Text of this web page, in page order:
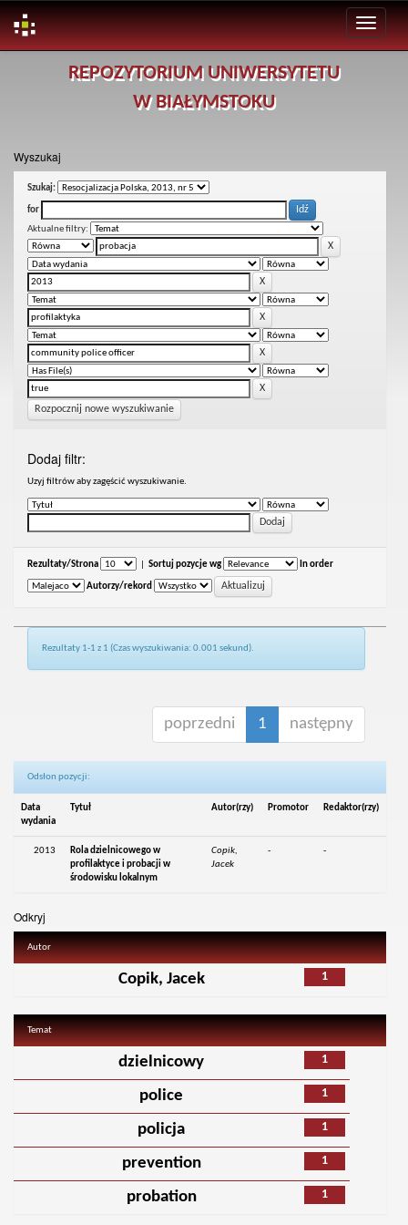
REPOZYTORIUM UNIWERSYTETU
W BIAŁYMSTOKU
Wyszukaj
Szukaj:
for
Aktualne filtry:
Rozpocznij nowe wyszukiwanie
Dodaj filtr:
Uzyj filtrów aby zagęścić wyszukiwanie.
Rezultaty/Strona Sortuj pozycje wg In order
Autorzy/rekord
Rezultaty 1-1 z 1 (Czas wyszukiwania: 0.001 sekund).
poprzedni 1 następny
Odsłon pozycji:
Data
wydania
Tytuł Autor(rzy) Promotor Redaktor(rzy)
2013
Rola dzielnicowego w
profilaktyce i probacji w
środowisku lokalnym
Copik,
Jacek
- -
Odkryj
Autor
1
Copik, Jacek
Temat
1
dzielnicowy
1
police
1
policja
1
prevention
1
probation